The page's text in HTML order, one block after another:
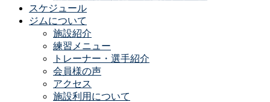
スケジュール
ジムについて
施設紹介
練習メニュー
トレーナー・選手紹介
会員様の声
アクセス
施設利用について